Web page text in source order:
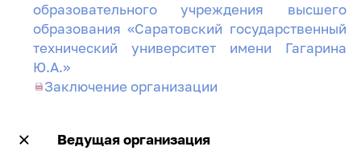
образовательного учреждения высшего
образования «Саратовский государственный
технический университет имени Гагарина
Ю.А.»
Заключение организации
Ведущая организация